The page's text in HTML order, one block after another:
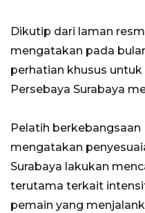
Dikutip dari laman
mengatakan pada
perhatian khusus
Persebaya Surabaya
Pelatih
mengatakan
Surabaya lakukan
terutama terkait
pemain yang